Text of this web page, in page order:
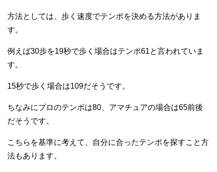
方法としては、歩く速度でテンポを決める方法がありま
す。
例えば30歩を19秒で歩く場合はテンポ61と言われていま
す。
15秒で歩く場合は109だそうです。
ちなみにプロのテンポは80、アマチュアの場合は65前後
だそうです。
こちらを基準に考えて、自分に合ったテンポを探すこと方
法もあります。